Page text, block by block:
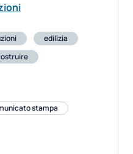
edilizia
stampa